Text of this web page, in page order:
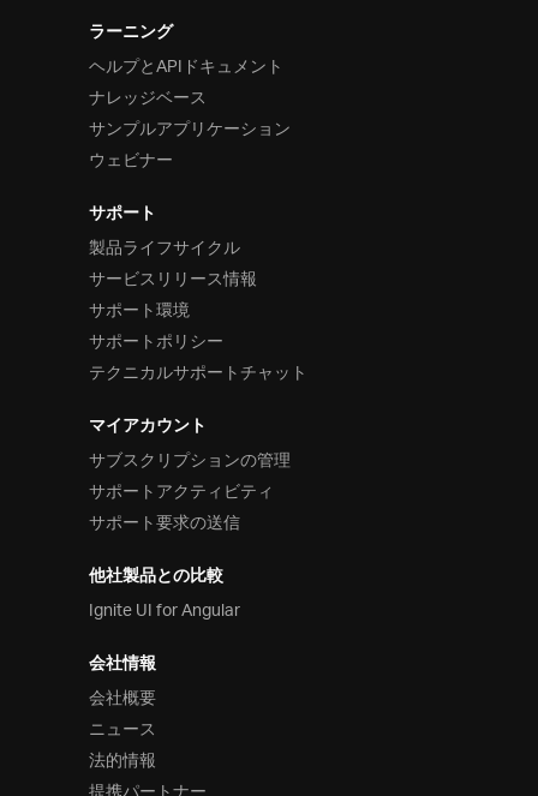
ラーニング
ヘルプとAPIドキュメント
ナレッジベース
サンプルアプリケーション
ウェビナー
サポート
製品ライフサイクル
サービスリリース情報
サポート環境
サポートポリシー
テクニカルサポートチャット
マイアカウント
サブスクリプションの管理
サポートアクティビティ
サポート要求の送信
他社製品との比較
Ignite UI for Angular
会社情報
会社概要
ニュース
法的情報